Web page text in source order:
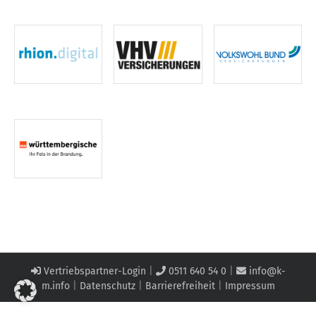
Vertriebspartner-Login 0511 640 54 0
info@k-
m.info| Datenschutz| Barrierefreiheit| Impressum